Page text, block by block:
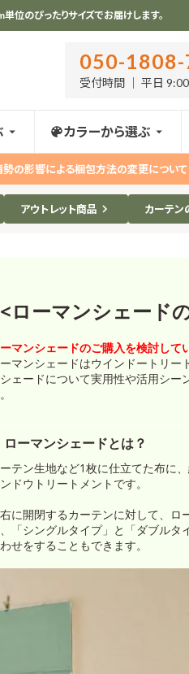
位のぴったりサイズでお届けします。
050-
受付時間 ｜ 平日
カラーから選ぶ
勢の影響による梱包方法の変更について
アウトレット商品 カーテン
ローマンシェード
マンシェードのご購入を検討して
マンシェードはウインドートリ
ェードについて実用性や活用シ
ローマンシェードとは？
テン生地など1枚に仕立てた布に
ドウトリートメントです。
に開閉するカーテンに対して、ロ
「シングルタイプ」と「ダブル
せをすることもできます。